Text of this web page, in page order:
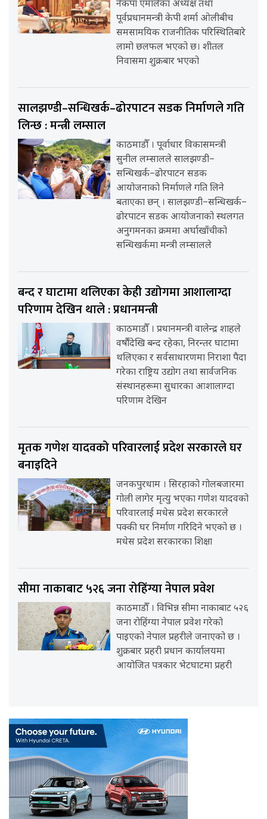
नेकपा एमालेका अध्यक्ष तथा
पूर्वप्रधानमन्त्री केपी शर्मा ओलीबीच
समसामयिक राजनीतिक परिस्थितिबारे
लामो छलफल भएको छ। शीतल
निवासमा शुक्रबार भएको
सालझण्डी–सन्धिखर्क–ढोरपाटन सडक निर्माणले गति
लिन्छ : मन्त्री लम्साल
काठमाडौँ । पूर्वाधार विकासमन्त्री
सुनील लम्सालले सालझण्डी–
सन्धिखर्क–ढोरपाटन सडक
आयोजनाको निर्माणले गति लिने
बताएका छन् । सालझण्डी–सन्धिखर्क–
ढोरपाटन सडक आयोजनाको स्थलगत
अनुगमनका क्रममा अर्घाखाँचीको
सन्धिखर्कमा मन्त्री लम्सालले
बन्द र घाटामा थलिएका केही उद्योगमा आशालाग्दा
परिणाम देखिन थाले : प्रधानमन्त्री
काठमाडौँ । प्रधानमन्त्री वालेन्द्र शाहले
वर्षौंदेखि बन्द रहेका, निरन्तर घाटामा
थलिएका र सर्वसाधारणमा निराशा पैदा
गरेका राष्ट्रिय उद्योग तथा सार्वजनिक
संस्थानहरूमा सुधारका आशालाग्दा
परिणाम देखिन
मृतक गणेश यादवको परिवारलाई प्रदेश सरकारले घर
बनाइदिने
जनकपुरधाम । सिरहाको गोलबजारमा
गोली लागेर मृत्यु भएका गणेश यादवको
परिवारलाई मधेस प्रदेश सरकारले
पक्की घर निर्माण गरिदिने भएको छ ।
मधेस प्रदेश सरकारका शिक्षा
सीमा नाकाबाट ५२६ जना रोहिंग्या नेपाल प्रवेश
काठमाडौँ । विभिन्न सीमा नाकाबाट ५२६
जना रोहिंग्या नेपाल प्रवेश गरेको
पाइएको नेपाल प्रहरीले जनाएको छ ।
शुक्रबार प्रहरी प्रधान कार्यालयमा
आयोजित पत्रकार भेटघाटमा प्रहरी